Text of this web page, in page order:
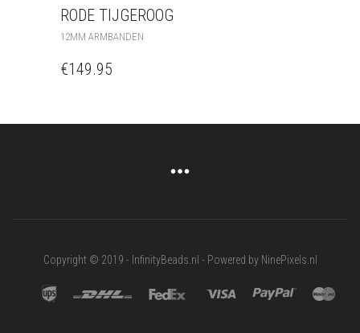
RODE TIJGEROOG
12MM ARMBANDEN
€149.95
Copyright © 2019 - InfinityBeads.nl - Powered by NinePixels.nl